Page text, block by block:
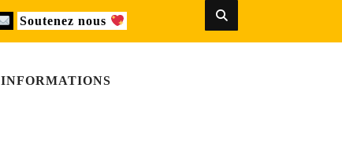
Soutenez nous
INFORMATIONS